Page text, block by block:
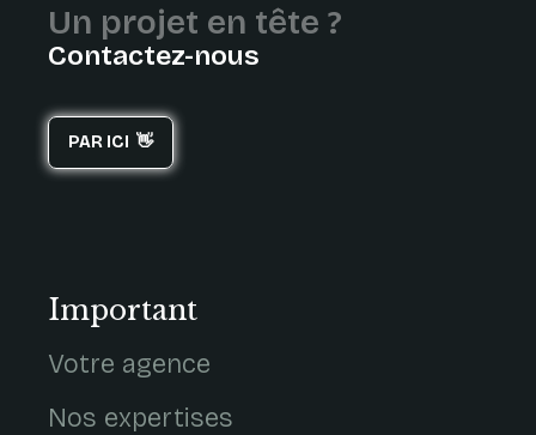
Un projet en tête ?
Contactez-nous
PAR ICI 👋
Important
Votre agence
Nos expertises